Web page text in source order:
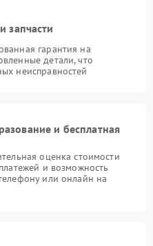
запчасти
гарантия на
детали, что
неисправностей
и бесплатная
оценка стоимости
и возможность
или онлайн на